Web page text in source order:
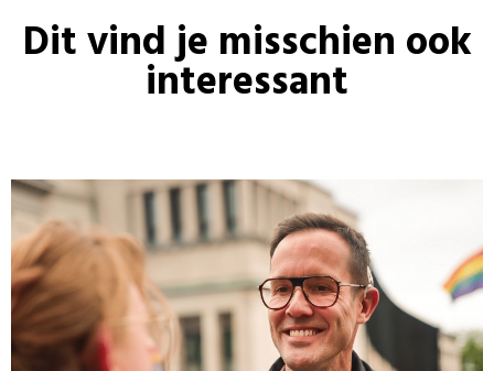
Dit vind je misschien ook
interessant